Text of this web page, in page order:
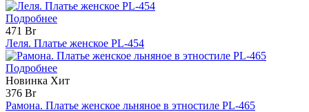
Подробнее
471 Br
Леля. Платье женское PL-454
Подробнее
Новинка Хит
376 Br
Рамона. Платье женское льняное в этностиле PL-465